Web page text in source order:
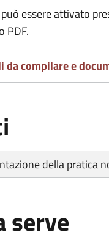
essere attivato
PDF.
da compilare e
della pratica
serve